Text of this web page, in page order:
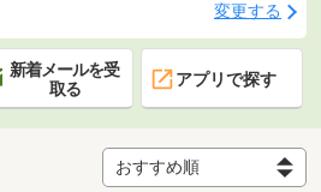
変更する
新着メールを受
取る
アプリで探す